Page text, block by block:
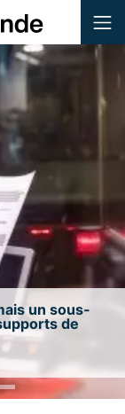
conserve le
confiance